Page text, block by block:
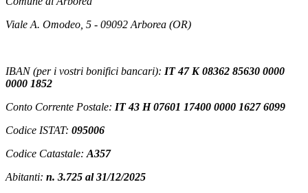
Viale A. Omodeo, 5 - 09092 Arborea (OR)
IBAN (per i vostri bonifici bancari): IT 47 K 08362 85630 0000
0000 1852
Conto Corrente Postale: IT 43 H 07601 17400 0000 1627 6099
Codice ISTAT: 095006
Codice Catastale: A357
Abitanti: n. 3.725 al 31/12/2025